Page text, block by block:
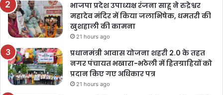
भाजपा प्रदेश उपाध्यक्ष रंजना साहू ने रुद्रेश्वर
महादेव मंदिर में किया जलाभिषेक, धमतरी की
खुशहाली की कामना
21 hours ago
प्रधानमंत्री आवास योजना शहरी 2.0 के तहत
नगर पंचायत भखारा-भठेली में हितग्राहियों को
प्रदान किए गए अधिकार पत्र
21 hours ago